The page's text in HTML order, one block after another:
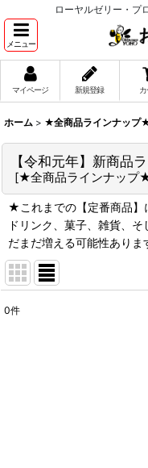
ローヤルゼリー・プ
メニュー
マイページ 新規登録 カ
ホーム > ★全商品ラインナップ
【令和元年】新商品
[★全商品ラインナップ
★これまでの【定番商品】
ドリンク、菓子、雑貨、
だまだ増える可能性あり
0件